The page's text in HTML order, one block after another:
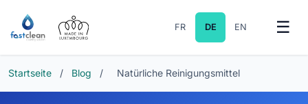
FR DE EN
Startseite / Blog / Natürliche Reinigungsmittel